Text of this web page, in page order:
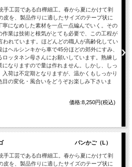
手工芸である白樺細工。春から夏にかけて剥
皮を、製品作りに適したサイズのテープ状に
寧になめした素材を一点一点編んでいく。その
業は技術と根気がとても必要で、この工程が
われています。ほどんどの職人が高齢化してい
ヘルシンキから車で45分ほどの郊外にすみ、
ッタネン母さんにお願いしています。熟練し
なりますので量は作れません。しかし、しっ
荷は不定期となりますが、温かくもしっかり
の変化・風合いをどうぞお楽しみ下さいま
価格:8,250円(税込)
カゴ パンかご（L）
手工芸である白樺細工。春から夏にかけて剥
皮を、製品作りに適したサイズのテープ状に